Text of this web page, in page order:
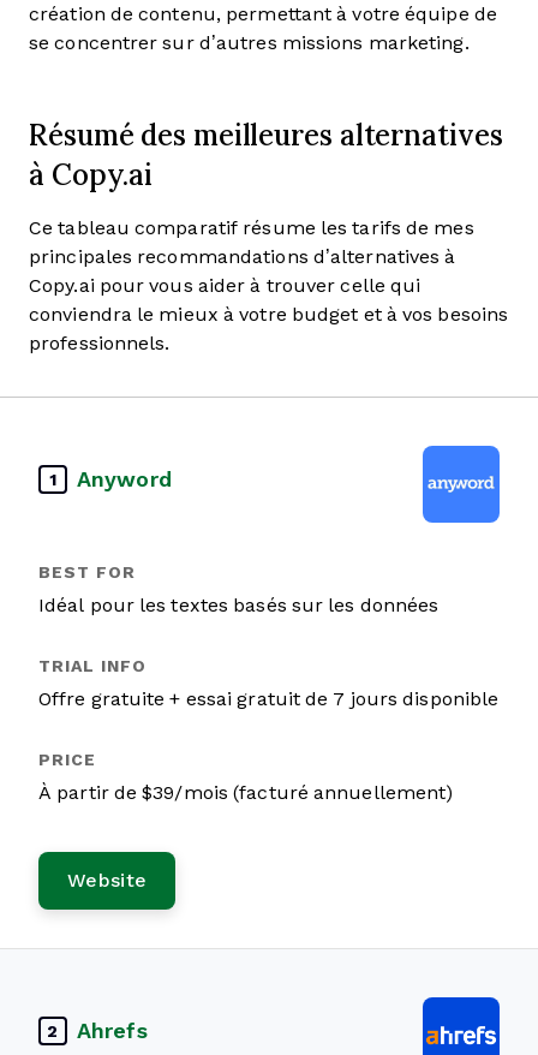
création de contenu, permettant à votre équipe de
se concentrer sur d’autres missions marketing.
Résumé des meilleures alternatives
à Copy.ai
Ce tableau comparatif résume les tarifs de mes
principales recommandations d’alternatives à
Copy.ai pour vous aider à trouver celle qui
conviendra le mieux à votre budget et à vos besoins
professionnels.
1 Anyword
Idéal pour les textes basés sur les données
Offre gratuite + essai gratuit de 7 jours disponible
À partir de $39/mois (facturé annuellement)
Website
2 Ahrefs